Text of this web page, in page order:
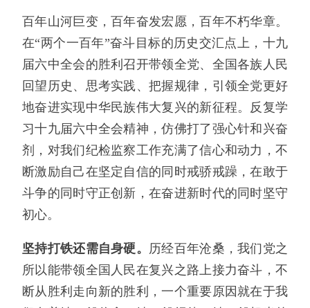
百年山河巨变，百年奋发宏愿，百年不朽华章。
在“两个一百年”奋斗目标的历史交汇点上，十九
届六中全会的胜利召开带领全党、全国各族人民
回望历史、思考实践、把握规律，引领全党更好
地奋进实现中华民族伟大复兴的新征程。反复学
习十九届六中全会精神，仿佛打了强心针和兴奋
剂，对我们纪检监察工作充满了信心和动力，不
断激励自己在坚定自信的同时戒骄戒躁，在敢于
斗争的同时守正创新，在奋进新时代的同时坚守
初心。
坚持打铁还需自身硬。 历经百年沧桑，我们党之
所以能带领全国人民在复兴之路上接力奋斗，不
断从胜利走向新的胜利，一个重要原因就在于我